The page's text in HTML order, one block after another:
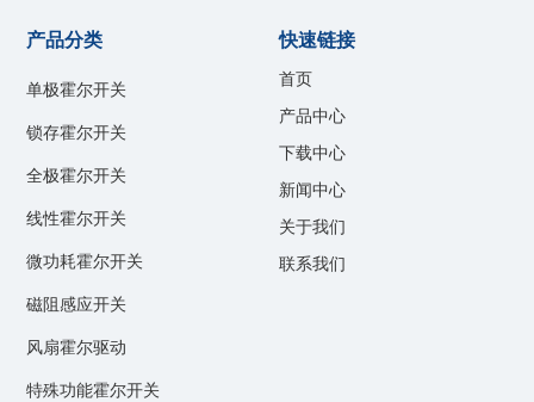
产品分类
单极霍尔开关
锁存霍尔开关
全极霍尔开关
线性霍尔开关
微功耗霍尔开关
磁阻感应开关
风扇霍尔驱动
特殊功能霍尔开关
快速链接
首页
产品中心
下载中心
新闻中心
关于我们
联系我们